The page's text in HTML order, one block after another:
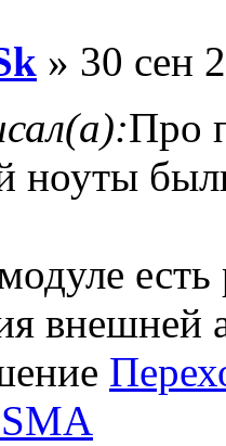
» 30 сен
Про
ноуты
есть
внешней